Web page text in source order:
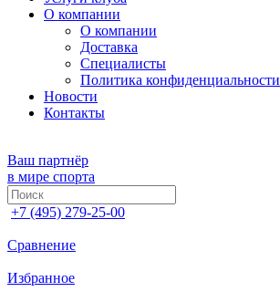
О компании
О компании
Доставка
Специалисты
Политика конфиденциальности
Новости
Контакты
Ваш партнёр
в мире спорта
+7 (495) 279-25-00
Сравнение
Избранное